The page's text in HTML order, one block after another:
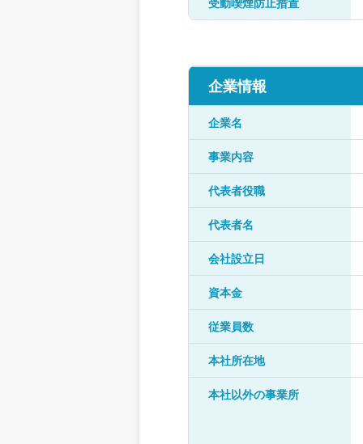
企業情報
企業名
事業内容
代表者役職
代表者名
会社設立日
資本金
従業員数
本社所在地
本社以外の事業所